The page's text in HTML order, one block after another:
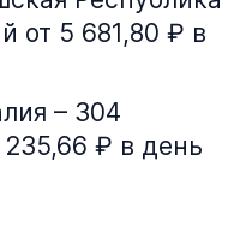
от 5 681,80 ₽ в
– 304
₽ в день